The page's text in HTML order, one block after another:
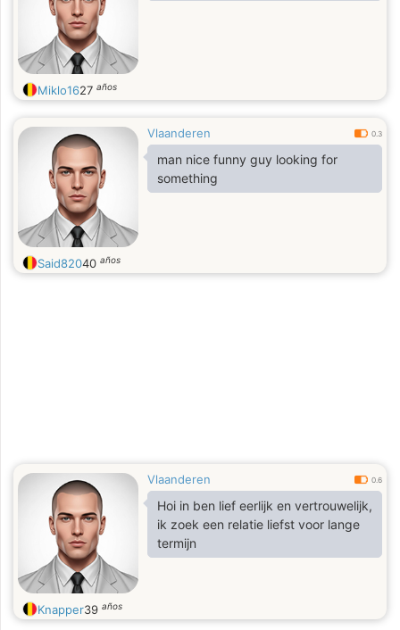
Miklo1627 años
Vlaanderen 0.3
man nice funny guy looking for
something
Said82040 años
Vlaanderen 0.6
Hoi in ben lief eerlijk en vertrouwelijk,
ik zoek een relatie liefst voor lange
termijn
Knapper39 años